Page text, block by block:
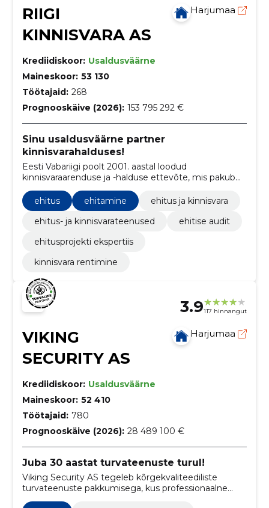
RIIGI
KINNISVARA AS
Harjumaa
Krediidiskoor: Usaldusväärne
Maineskoor: 53 130
Töötajaid: 268
Prognooskäive (2026): 153 795 292 €
Sinu usaldusväärne partner
kinnisvarahalduses!
Eesti Vabariigi poolt 2001. aastal loodud
kinnisvaraarenduse ja -halduse ettevõte, mis pakub
tõhusaid teenuseid peamiselt riigiasutustele ja
avalikele teenuste pakkujatele.
ehitus ehitamine
ehitus ja kinnisvara
ehitus- ja kinnisvarateenused
ehitise audit
ehitusprojekti ekspertiis
kinnisvara rentimine
3.9117 hinnangut
VIKING
SECURITY AS
Harjumaa
Krediidiskoor: Usaldusväärne
Maineskoor: 52 410
Töötajaid: 780
Prognooskäive (2026): 28 489 100 €
Juba 30 aastat turvateenuste turul!
Viking Security AS tegeleb kõrgekvaliteediliste
turvateenuste pakkumisega, kus professionaalne